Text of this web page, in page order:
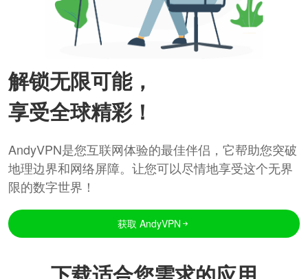
解锁无限可能，
享受全球精彩！
AndyVPN是您互联网体验的最佳伴侣，它帮助您突破
地理边界和网络屏障。让您可以尽情地享受这个无界
限的数字世界！
获取 AndyVPN